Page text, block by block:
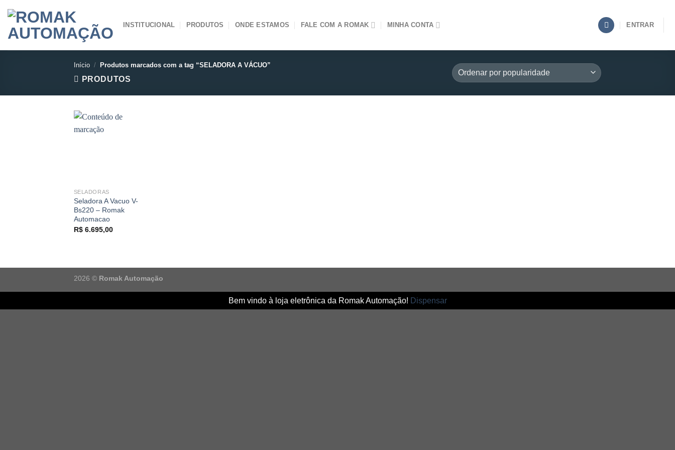
content
INSTITUCIONAL PRODUTOS ONDE ESTAMOS FALE COM A ROMAK MINHA CONTA ENTRAR
Início / Produtos marcados com a tag “SELADORA A VÁCUO”
PRODUTOS
SELADORAS
Seladora A Vacuo V-
Bs220 – Romak
Automacao
R$6.695,00
2026 © Romak Automação
Bem vindo à loja eletrônica da Romak Automação! Dispensar